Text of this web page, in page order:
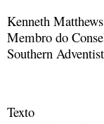
Kenneth
Membro do
Southern
Texto